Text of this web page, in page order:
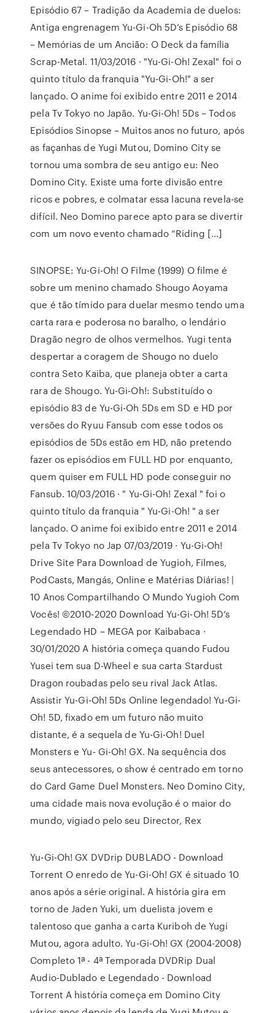
Episódio 67 – Tradição da Academia de duelos:
Antiga engrenagem Yu-Gi-Oh 5D’s Episódio 68
– Memórias de um Ancião: O Deck da família
Scrap-Metal. 11/03/2016 · "Yu-Gi-Oh! Zexal" foi o
quinto título da franquia "Yu-Gi-Oh!" a ser
lançado. O anime foi exibido entre 2011 e 2014
pela Tv Tokyo no Japão. Yu-Gi-Oh! 5Ds – Todos
Episódios Sinopse – Muitos anos no futuro, após
as façanhas de Yugi Mutou, Domino City se
tornou uma sombra de seu antigo eu: Neo
Domino City. Existe uma forte divisão entre
ricos e pobres, e colmatar essa lacuna revela-se
difícil. Neo Domino parece apto para se divertir
com um novo evento chamado “Riding […]
SINOPSE: Yu-Gi-Oh! O Filme (1999) O filme é
sobre um menino chamado Shougo Aoyama
que é tão tímido para duelar mesmo tendo uma
carta rara e poderosa no baralho, o lendário
Dragão negro de olhos vermelhos. Yugi tenta
despertar a coragem de Shougo no duelo
contra Seto Kaiba, que planeja obter a carta
rara de Shougo. Yu-Gi-Oh!: Substituído o
episódio 83 de Yu-Gi-Oh 5Ds em SD e HD por
versões do Ryuu Fansub com esse todos os
episódios de 5Ds estão em HD, não pretendo
fazer os episódios em FULL HD por enquanto,
quem quiser em FULL HD pode conseguir no
Fansub. 10/03/2016 · " Yu-Gi-Oh! Zexal " foi o
quinto título da franquia " Yu-Gi-Oh! " a ser
lançado. O anime foi exibido entre 2011 e 2014
pela Tv Tokyo no Jap 07/03/2019 · Yu-Gi-Oh!
Drive Site Para Download de Yugioh, Filmes,
PodCasts, Mangás, Online e Matérias Diárias! |
10 Anos Compartilhando O Mundo Yugioh Com
Vocês! ©2010-2020 Download Yu-Gi-Oh! 5D’s
Legendado HD – MEGA por Kaibabaca ·
30/01/2020 A história começa quando Fudou
Yusei tem sua D-Wheel e sua carta Stardust
Dragon roubadas pelo seu rival Jack Atlas.
Assistir Yu-Gi-Oh! 5Ds Online legendado! Yu-Gi-
Oh! 5D, fixado em um futuro não muito
distante, é a sequela de Yu-Gi-Oh! Duel
Monsters e Yu- Gi-Oh! GX. Na sequência dos
seus antecessores, o show é centrado em torno
do Card Game Duel Monsters. Neo Domino City,
uma cidade mais nova evolução é o maior do
mundo, vigiado pelo seu Director, Rex
Yu-Gi-Oh! GX DVDrip DUBLADO - Download
Torrent O enredo de Yu-Gi-Oh! GX é situado 10
anos após a série original. A história gira em
torno de Jaden Yuki, um duelista jovem e
talentoso que ganha a carta Kuriboh de Yugi
Mutou, agora adulto. Yu-Gi-Oh! GX (2004-2008)
Completo 1ª - 4ª Temporada DVDRip Dual
Audio-Dublado e Legendado - Download
Torrent A história começa em Domino City